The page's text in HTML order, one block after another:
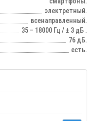
электретный.
всенаправленный.
35 – 18000 Гц / ± 3 дБ .
76 дБ.
есть.